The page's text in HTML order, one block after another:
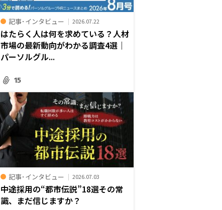
記事･インタビュー 2026.07.22
はたらく人は何を求めている？人材
市場の最新動向がわかる調査4選｜
パーソルグル...
15
記事･インタビュー 2026.07.03
中途採用の“都市伝説”18選――その常
識、まだ信じますか？